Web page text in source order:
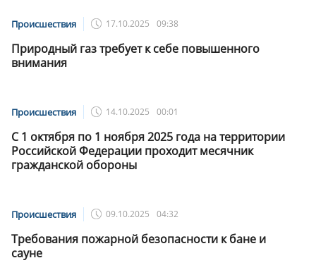
Происшествия 17.10.2025 09:38
Природный газ требует к себе повышенного
внимания
Происшествия 14.10.2025 00:01
С 1 октября по 1 ноября 2025 года на территории
Российской Федерации проходит месячник
гражданской обороны
Происшествия 09.10.2025 04:32
Требования пожарной безопасности к бане и
сауне